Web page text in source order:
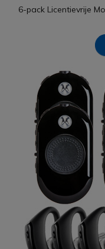
6-pack Licentievrije